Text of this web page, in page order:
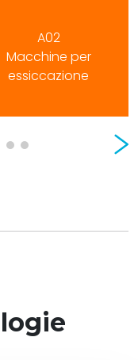
A02
Macchine per
essiccazione